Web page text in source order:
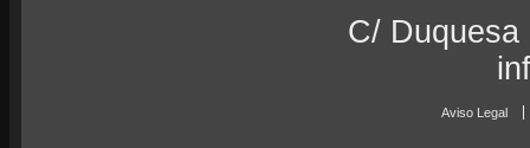
C/ Duquesa
Aviso Legal